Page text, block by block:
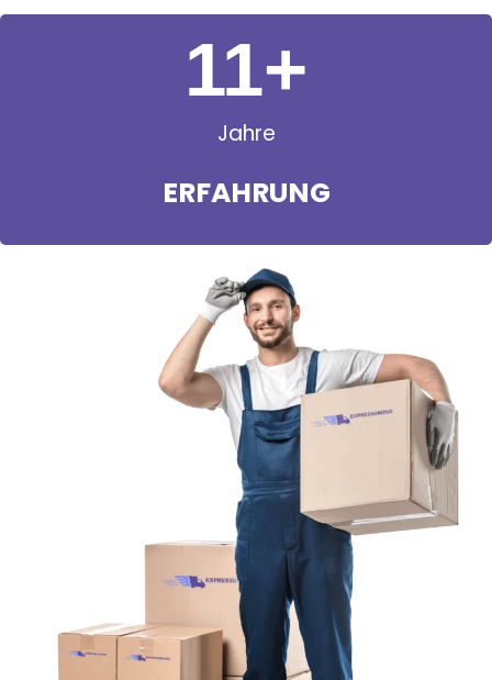
Jahre
ERFAHRUNG
11+